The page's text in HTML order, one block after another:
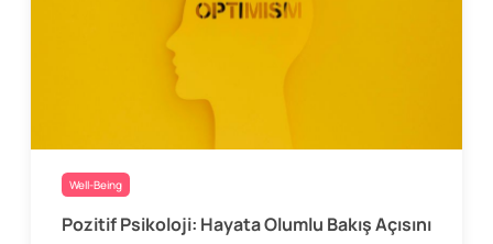
Well-Being
Pozitif Psikoloji: Hayata Olumlu Bakış Açısını